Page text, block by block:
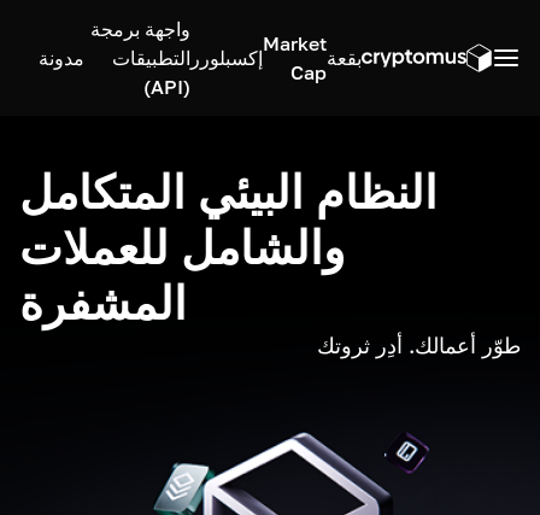
بقعة
Market
Cap
إكسبلورر
واجهة برمجة
التطبيقات
(API)
مدونة
النظام البيئي المتكامل
والشامل للعملات
المشفرة
طوّر أعمالك. أدِر ثروتك